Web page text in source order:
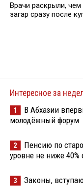
Врачи раскрыли, чем
загар сразу после
Интересное за
1
В Абхазии
молодёжный форум
2
Пенсию по
уровне не ниже 40%
3 Законы,